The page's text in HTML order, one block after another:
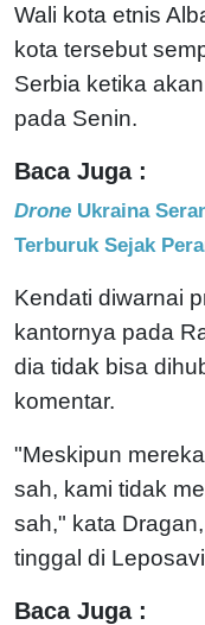
Wali kota etnis
kota tersebut
Serbia ketika
pada Senin.
Baca Juga :
Drone Ukraina
Terburuk Sejak
Kendati diwarnai
kantornya pada
dia tidak bisa
komentar.
"Meskipun
sah, kami tidak
sah," kata
tinggal di
Baca Juga :